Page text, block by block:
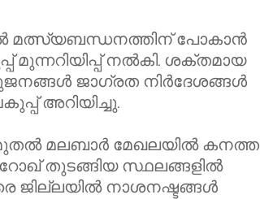
മത്സ്യബന്ധനത്തിന് പോകാൻ
മുന്നറിയിപ്പ് നൽകി. ശക്തമായ
ജാഗ്രത നിർദേശങ്ങൾ
അറിയിച്ചു.
മലബാർ മേഖലയിൽ കനത്ത
തുടങ്ങിയ സ്ഥലങ്ങളിൽ
നാശനഷ്ടങ്ങൾ